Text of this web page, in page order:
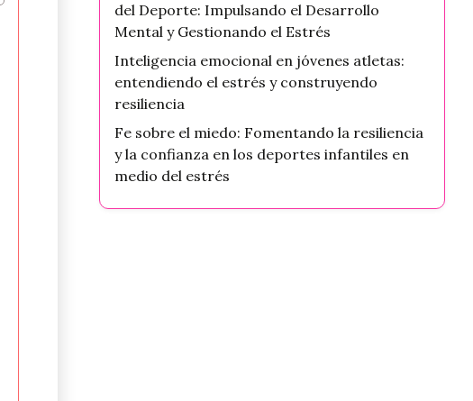
del Deporte: Impulsando el Desarrollo
Mental y Gestionando el Estrés
Inteligencia emocional en jóvenes atletas:
entendiendo el estrés y construyendo
resiliencia
Fe sobre el miedo: Fomentando la resiliencia
y la confianza en los deportes infantiles en
medio del estrés